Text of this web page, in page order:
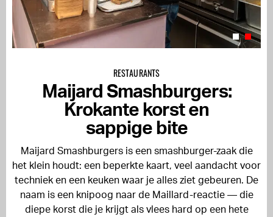
RESTAURANTS
Maijard Smashburgers:
Krokante korst en
sappige bite
Maijard Smashburgers is een smashburger-zaak die
het klein houdt: een beperkte kaart, veel aandacht voor
techniek en een keuken waar je alles ziet gebeuren. De
naam is een knipoog naar de Maillard-reactie — die
diepe korst die je krijgt als vlees hard op een hete